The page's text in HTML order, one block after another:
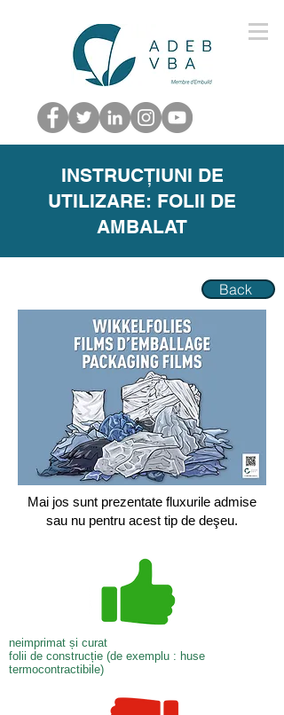
INSTRUCȚIUNI DE
UTILIZARE: FOLII DE
AMBALAT
Back
Mai jos sunt prezentate fluxurile admise
sau nu pentru acest tip de deşeu.
neimprimat și curat
folii de construcție (de exemplu : huse
termocontractibile)